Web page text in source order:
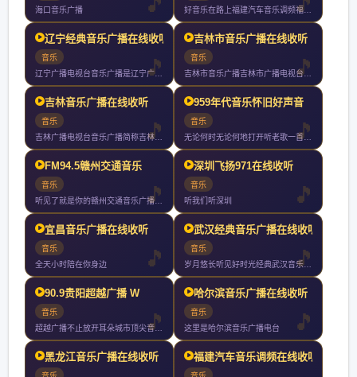
海口音乐广播
好音乐在路上福建汽车音乐调频福州厦门泉州漳州小时持续放送
辽宁经典音乐广播在线收听
音乐
辽宁广播电视台音乐广播是辽宁广播电视台下属的广播频率实行全天
吉林市音乐广播在线收听
音乐
吉林市音乐广播吉林市广播电视台旗下最具品味和情怀的绿色调频都
吉林音乐广播在线收听
音乐
吉林广播电视台音乐广播简称吉林音乐广播曾用名东北亚音乐台是吉
959年代音乐怀旧好声音
音乐
无论何时无论何地打开听老歌一首接一首歌声不断情怀不断
FM94.5赣州交通音乐
音乐
听见了就是你的赣州交通音乐广播你随身携带的文艺情怀
深圳飞扬971在线收听
音乐
听我们听深圳
宜昌音乐广播在线收听
音乐
全天小时陪在你身边
武汉经典音乐广播在线收听
音乐
岁月悠长听见好时光经典武汉音乐广播武汉音乐广播是武汉地区第一
90.9贵阳超越广播 W
音乐
超越广播不止放开耳朵城市顶尖音乐电台小时好音乐不间断
哈尔滨音乐广播在线收听
音乐
这里是哈尔滨音乐广播电台
黑龙江音乐广播在线收听 福建汽车音乐调频在线收听